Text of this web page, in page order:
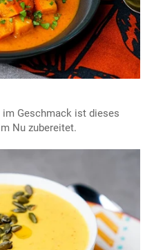
Geschmack ist dieses
Nu zubereitet.